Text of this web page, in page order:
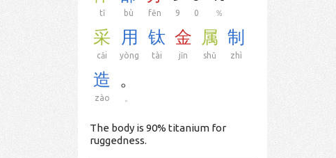
tǐ bù fēn 9 0 ％
采
cǎi
用
yòng
钛
tài
金
jīn
属
shǔ
制
zhì
造
zào
。
The body is 90% titanium for
ruggedness.